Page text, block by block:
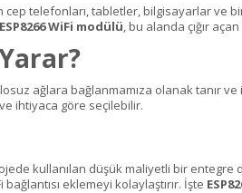
telefonları, tabletler, bilgisayarlar ve
ESP8266 WiFi modülü, bu alanda çığır
ağlara bağlanmamıza olanak tanır
ihtiyaca göre seçilebilir.
kullanılan düşük maliyetli bir entegre
eklemeyi kolaylaştırır. İşte